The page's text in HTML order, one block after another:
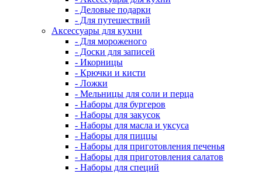
- Деловые подарки
- Для путешествий
Аксессуары для кухни
- Для мороженого
- Доски для записей
- Икорницы
- Крючки и кисти
- Ложки
- Мельницы для соли и перца
- Наборы для бургеров
- Наборы для закусок
- Наборы для масла и уксуса
- Наборы для пиццы
- Наборы для приготовления печенья
- Наборы для приготовления салатов
- Наборы для специй